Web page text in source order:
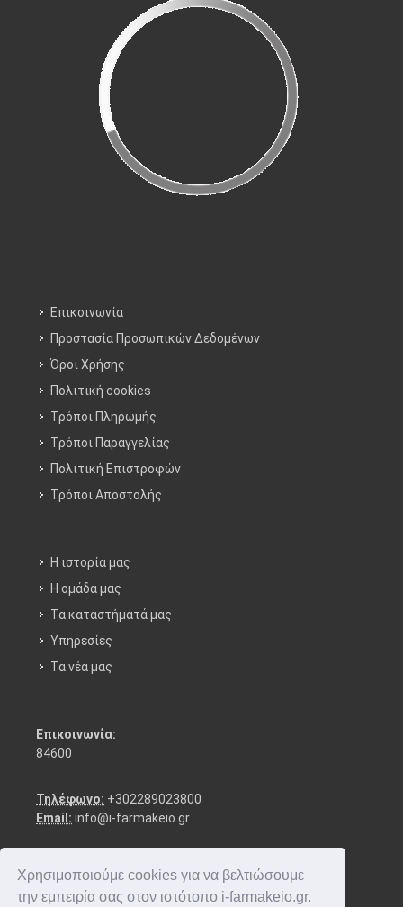
Χρησιμοποιούμε cookies για να βελτιώσουμε
την εμπειρία σας στον ιστότοπο i-farmakeio.gr.
Επικοινωνία
Προστασία Προσωπικών Δεδομένων
Όροι Χρήσης
Πολιτική cookies
Τρόποι Πληρωμής
Τρόποι Παραγγελίας
Πολιτική Επιστροφών
Τρόποι Aποστολής
Η ιστορία μας
Η ομάδα μας
Τα καταστήματά μας
Υπηρεσίες
Τα νέα μας
Επικοινωνία:
84600
Τηλέφωνο: +302289023800
Email: info@i-farmakeio.gr